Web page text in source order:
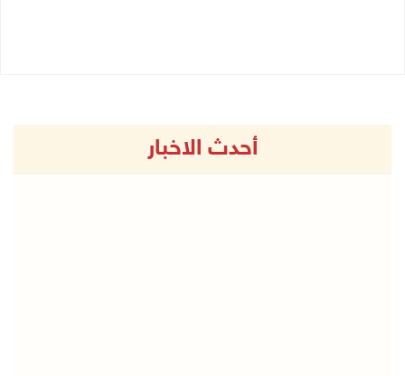
أحدث الاخبار